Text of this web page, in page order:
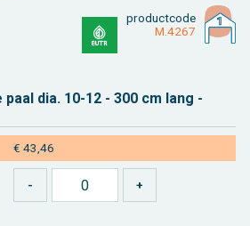
product­code
M.4267
dia. 10-12 - 300 cm lang -
€ 43,46